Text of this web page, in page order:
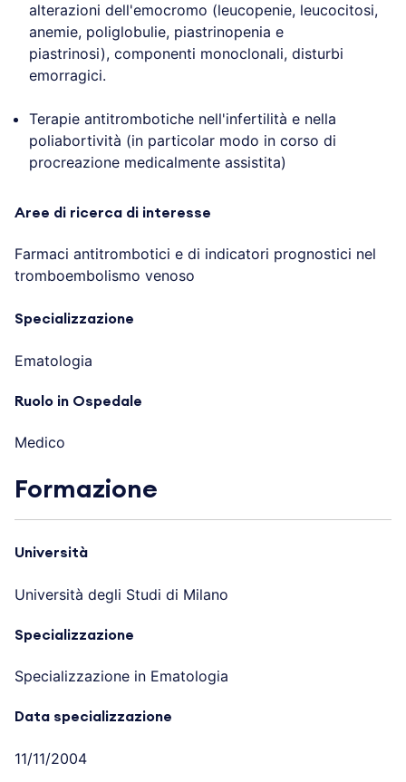
alterazioni dell'emocromo (leucopenie, leucocitosi,
anemie, poliglobulie, piastrinopenia e
piastrinosi), componenti monoclonali, disturbi
emorragici.
Terapie antitrombotiche nell'infertilità e nella
poliabortività (in particolar modo in corso di
procreazione medicalmente assistita)
Aree di ricerca di interesse
Farmaci antitrombotici e di indicatori prognostici nel
tromboembolismo venoso
Specializzazione
Ematologia
Ruolo in Ospedale
Medico
Formazione
Università
Università degli Studi di Milano
Specializzazione
Specializzazione in Ematologia
Data specializzazione
11/11/2004